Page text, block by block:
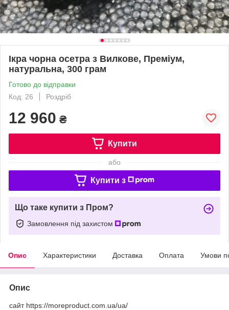
Ікра чорна осетра з Вилкове, Преміум,
натуральна, 300 грам
Готово до відправки
Код: 26
Роздріб
12 960 ₴
Купити
або
Купити з
Що таке купити з Пром?
Замовлення під захистом
Опис Характеристики Доставка Оплата Умови
Опис
сайт https://moreproduct.com.ua/ua/